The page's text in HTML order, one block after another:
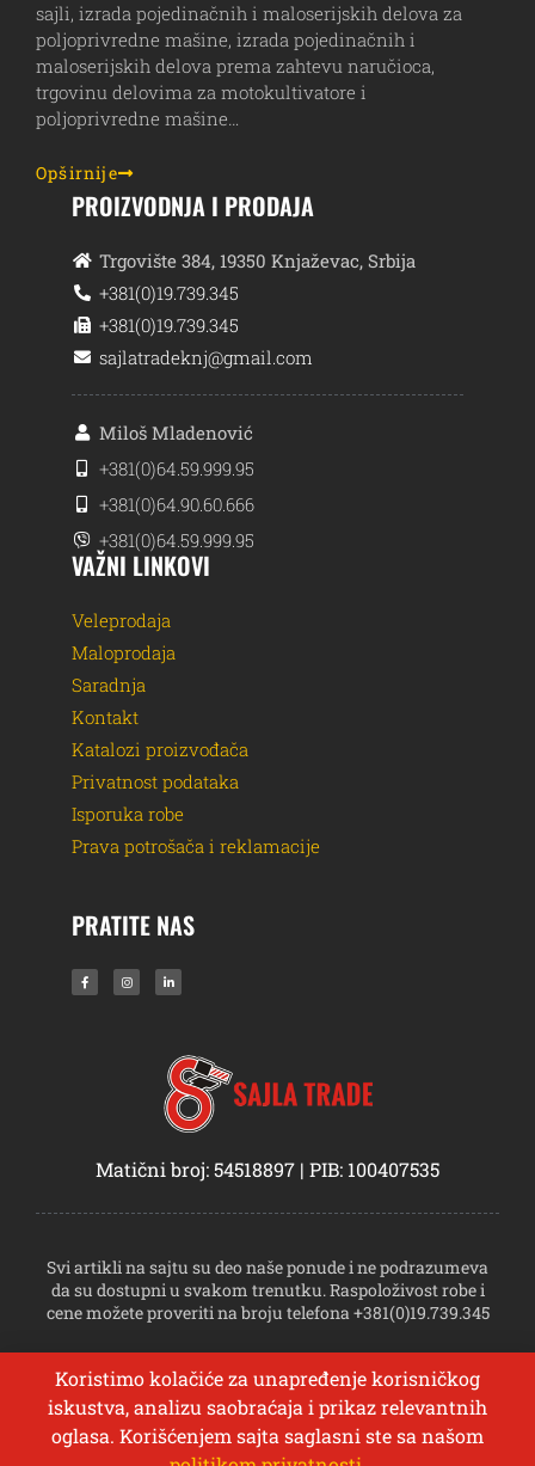
sajli, izrada pojedinačnih i maloserijskih delova za
poljoprivredne mašine, izrada pojedinačnih i
maloserijskih delova prema zahtevu naručioca,
trgovinu delovima za motokultivatore i
poljoprivredne mašine…
Opširnije
PROIZVODNJA I PRODAJA
Trgovište 384, 19350 Knjaževac, Srbija
+381(0)19.739.345
+381(0)19.739.345
sajlatradeknj@gmail.com
Miloš Mladenović
+381(0)64.59.999.95
+381(0)64.90.60.666
+381(0)64.59.999.95
VAŽNI LINKOVI
Veleprodaja
Maloprodaja
Saradnja
Kontakt
Katalozi proizvođača
Privatnost podataka
Isporuka robe
Prava potrošača i reklamacije
PRATITE NAS
Matični broj: 54518897 | PIB: 100407535
Svi artikli na sajtu su deo naše ponude i ne podrazumeva
da su dostupni u svakom trenutku. Raspoloživost robe i
cene možete proveriti na broju telefona +381(0)19.739.345
Koristimo kolačiće za unapređenje korisničkog
iskustva, analizu saobraćaja i prikaz relevantnih
oglasa. Korišćenjem sajta saglasni ste sa našom